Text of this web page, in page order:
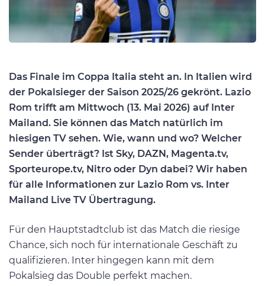
Das Finale im Coppa Italia steht an. In Italien wird
der Pokalsieger der Saison 2025/26 gekrönt. Lazio
Rom trifft am Mittwoch (13. Mai 2026) auf Inter
Mailand. Sie können das Match natürlich im
hiesigen TV sehen. Wie, wann und wo? Welcher
Sender überträgt? Ist Sky, DAZN, Magenta.tv,
Sporteurope.tv, Nitro oder Dyn dabei? Wir haben
für alle Informationen zur Lazio Rom vs. Inter
Mailand Live TV Übertragung.
Für den Hauptstadtclub ist das Match die riesige
Chance, sich noch für internationale Geschäft zu
qualifizieren. Inter hingegen kann mit dem
Pokalsieg das Double perfekt machen.